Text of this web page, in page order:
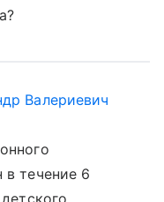
Валериевич
в течение 6